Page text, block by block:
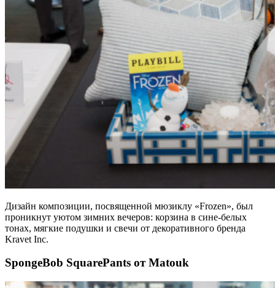
Дизайн композиции, посвященной мюзиклу «Frozen», был
проникнут уютом зимних вечеров: корзина в сине-белых
тонах, мягкие подушки и свечи от декоративного бренда
Kravet Inc.
SpongeBob SquarePants от Matouk